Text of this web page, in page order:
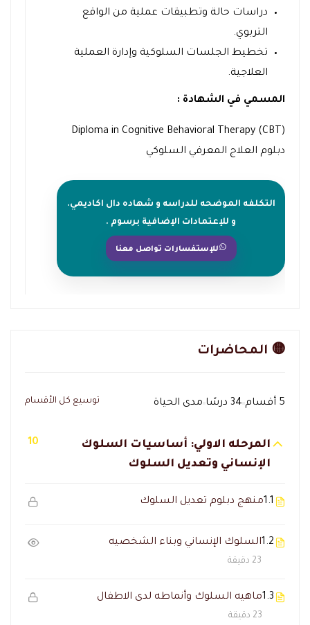
دراسات حالة وتطبيقات عملية من الواقع
التربوي.
تخطيط الجلسات السلوكية وإدارة العملية
العلاجية.
المسمي في الشهادة :
Diploma in Cognitive Behavioral Therapy (CBT)
دبلوم العلاج المعرفي السلوكي
التكلفه الموضحه للدراسه و شهاده دال اكاديمي.
و للإعتمادات الإضافية برسوم .
للإستفسارات تواصل معنا
🟡 المحاضرات
5 أقسام 34 درسًا مدى الحياة توسيع كل الأقسام
المرحله الاولي: أساسيات السلوك
الإنساني وتعديل السلوك
10
1.1منهج دبلوم تعديل السلوك
1.2السلوك الإنساني وبناء الشخصيه
23 دقيقة
1.3ماهيه السلوك وأنماطه لدى الاطفال
23 دقيقة